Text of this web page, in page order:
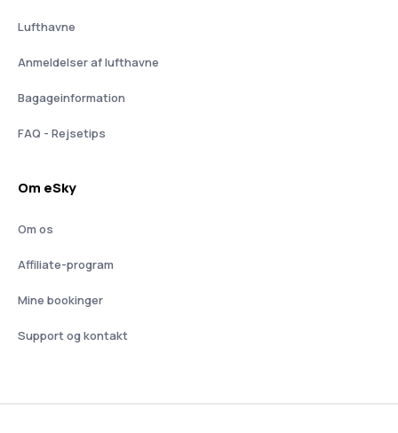
Lufthavne
Anmeldelser af lufthavne
Bagageinformation
FAQ - Rejsetips
Om eSky
Om os
Affiliate-program
Mine bookinger
Support og kontakt